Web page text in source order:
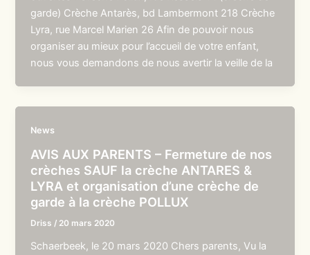
garde) Crèche Antarès, bd Lambermont 218 Crèche
Lyra, rue Marcel Marien 26 Afin de pouvoir nous
organiser au mieux pour l’accueil de votre enfant,
nous vous demandons de nous avertir la veille de la
News
AVIS AUX PARENTS – Fermeture de nos
crèches SAUF la crèche ANTARES &
LYRA et organisation d’une crèche de
garde à la crèche POLLUX
Driss / 20 mars 2020
Schaerbeek, le 20 mars 2020 Chers parents, Vu la